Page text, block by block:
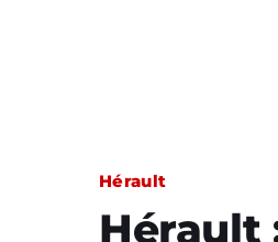
Hérault
Hérault